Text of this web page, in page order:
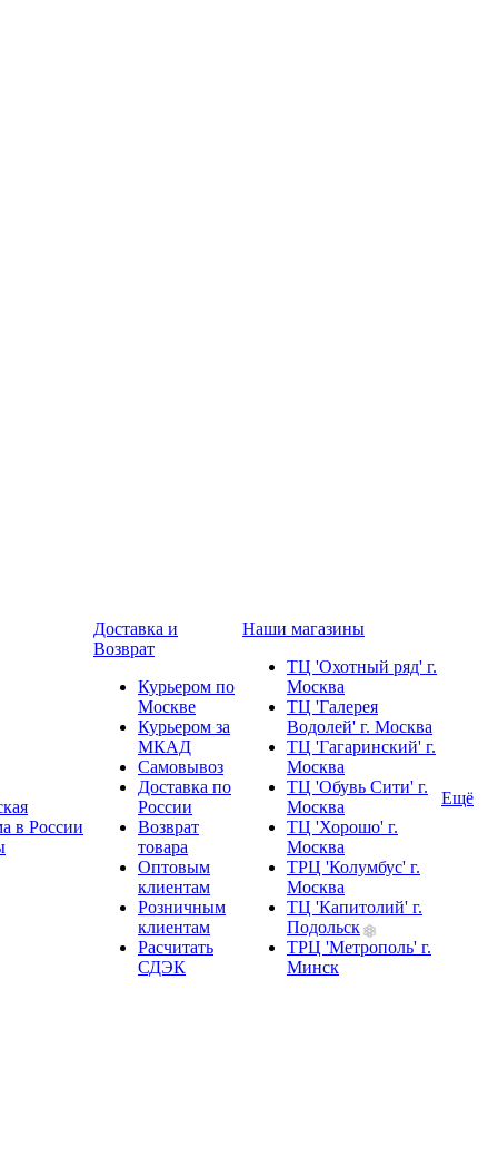
в России
Доставка и
Возврат
Курьером по
Москве
Курьером за
МКАД
Самовывоз
Доставка по
России
Возврат
товара
Оптовым
клиентам
Розничным
клиентам
Расчитать
СДЭК
Наши магазины
ТЦ 'Охотный ряд' г.
Москва
ТЦ 'Галерея
Водолей' г. Москва
ТЦ 'Гагаринский' г.
Москва
ТЦ 'Обувь Сити' г.
Москва
ТЦ 'Хорошо' г.
Москва
ТРЦ 'Колумбус' г.
Москва
ТЦ 'Капитолий' г.
Подольск
ТРЦ 'Метрополь' г.
Минск
Ещё